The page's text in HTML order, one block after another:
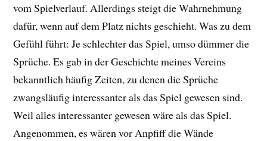
vom Spielverlauf. Allerdings steigt die Wahrnehmung
dafür, wenn auf dem Platz nichts geschieht. Was zu dem
Gefühl führt: Je schlechter das Spiel, umso dümmer die
Sprüche. Es gab in der Geschichte meines Vereins
bekanntlich häufig Zeiten, zu denen die Sprüche
zwangsläufig interessanter als das Spiel gewesen sind.
Weil alles interessanter gewesen wäre als das Spiel.
Angenommen, es wären vor Anpfiff die Wände